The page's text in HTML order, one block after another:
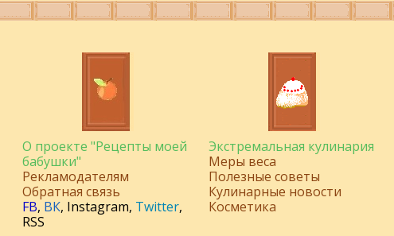
О проекте "Рецепты моей
бабушки"
Рекламодателям
Обратная связь
FB, ВК, Instagram, Twitter,
RSS
Экстремальная кулинария
Меры веса
Полезные советы
Кулинарные новости
Косметика